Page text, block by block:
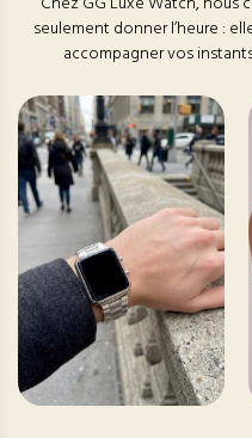
seulement donner l’heure :
accompagner vos